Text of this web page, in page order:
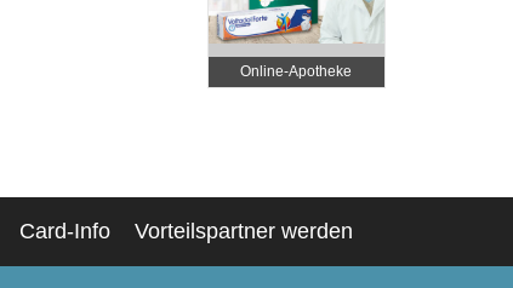
Online‑Apotheke
Card-Info Vorteilspartner werden